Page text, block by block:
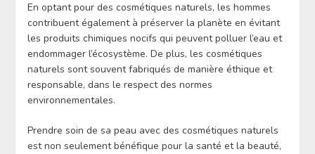
En optant pour des cosmétiques naturels, les hommes
contribuent également à préserver la planète en évitant
les produits chimiques nocifs qui peuvent polluer l’eau et
endommager l’écosystème. De plus, les cosmétiques
naturels sont souvent fabriqués de manière éthique et
responsable, dans le respect des normes
environnementales.
Prendre soin de sa peau avec des cosmétiques naturels
est non seulement bénéfique pour la santé et la beauté,